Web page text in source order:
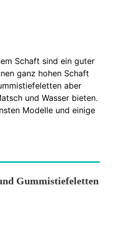
Schaft sind ein guter
ganz hohen Schaft
aber
und Wasser bieten.
Modelle und einige
Gummistiefeletten